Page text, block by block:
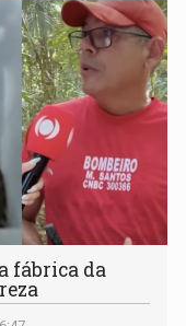
fábrica da